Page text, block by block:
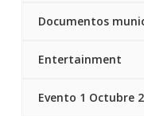
Documentos
Entertainment
Evento 1 Octubre